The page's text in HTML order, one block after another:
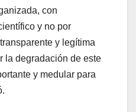
con
y no por
y legítima
la degradación de este
y medular para